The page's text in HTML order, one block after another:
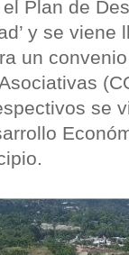
Plan de
y se viene
un
se